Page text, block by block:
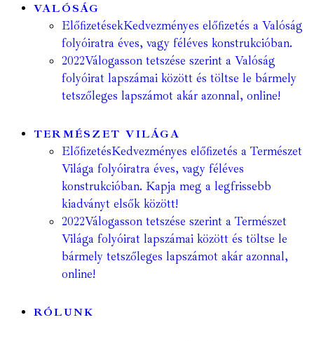
VALÓSÁG
ElőfizetésekKedvezményes előfizetés a Valóság
folyóiratra éves, vagy féléves konstrukcióban.
2022Válogasson tetszése szerint a Valóság
folyóirat lapszámai között és töltse le bármely
tetszőleges lapszámot akár azonnal, online!
TERMÉSZET VILÁGA
ElőfizetésKedvezményes előfizetés a Természet
Világa folyóiratra éves, vagy féléves
konstrukcióban. Kapja meg a legfrissebb
kiadványt elsők között!
2022Válogasson tetszése szerint a Természet
Világa folyóirat lapszámai között és töltse le
bármely tetszőleges lapszámot akár azonnal,
online!
RÓLUNK